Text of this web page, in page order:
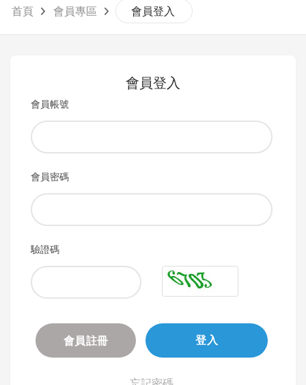
首頁 會員專區 會員登入
會員登入
會員帳號
會員密碼
驗證碼
會員註冊 登入